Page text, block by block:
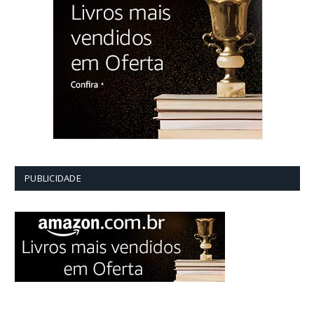
PUBLICIDADE